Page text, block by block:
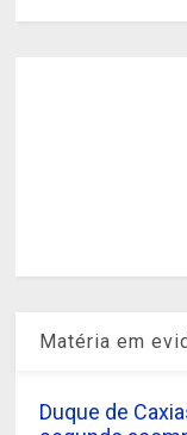
Matéria em
Duque de